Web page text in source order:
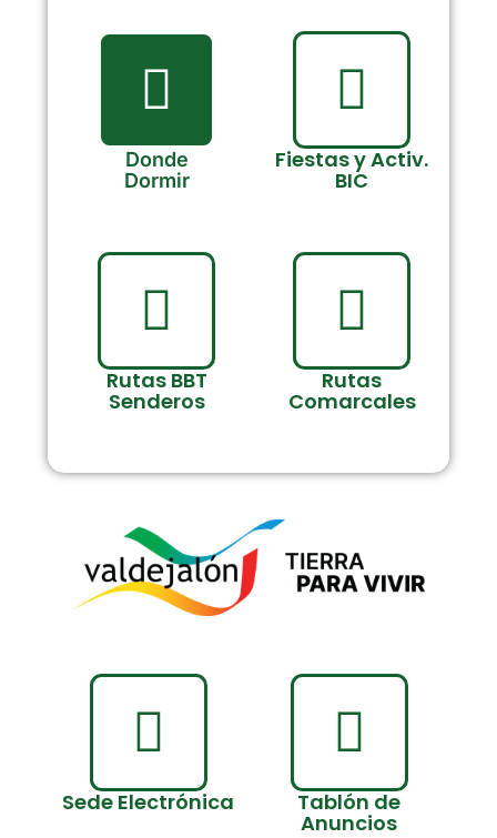
Donde
Dormir
Fiestas y Activ.
BIC
Rutas BBT
Senderos
Rutas
Comarcales
Sede Electrónica Tablón de
Anuncios